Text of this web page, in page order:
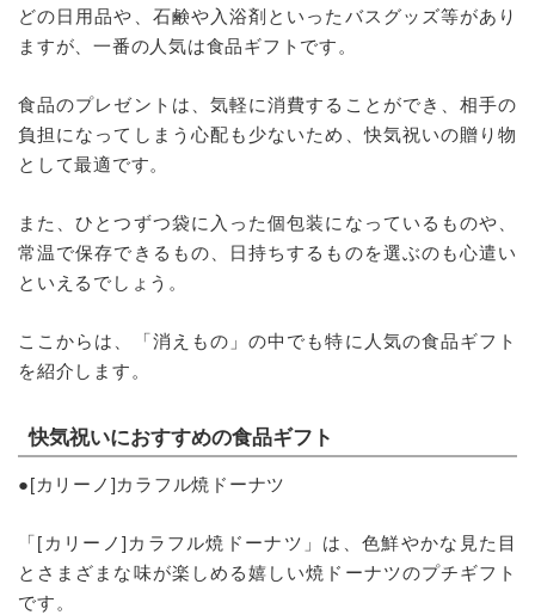
どの日用品や、石鹸や入浴剤といったバスグッズ等があり
ますが、一番の人気は食品ギフトです。
食品のプレゼントは、気軽に消費することができ、相手の
負担になってしまう心配も少ないため、快気祝いの贈り物
として最適です。
また、ひとつずつ袋に入った個包装になっているものや、
常温で保存できるもの、日持ちするものを選ぶのも心遣い
といえるでしょう。
ここからは、「消えもの」の中でも特に人気の食品ギフト
を紹介します。
快気祝いにおすすめの食品ギフト
●[カリーノ]カラフル焼ドーナツ
「[カリーノ]カラフル焼ドーナツ」は、色鮮やかな見た目
とさまざまな味が楽しめる嬉しい焼ドーナツのプチギフト
です。